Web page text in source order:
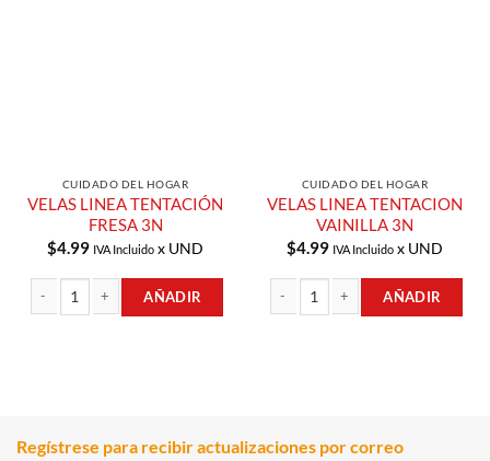
CUIDADO DEL HOGAR
VELAS LINEA TENTACIÓN
FRESA 3N
$4.99 IVA Incluido x UND
AÑADIR
CUIDADO DEL HOGAR
VELAS LINEA TENTACION
VAINILLA 3N
$4.99 IVA Incluido x UND
AÑADIR
Regístrese para recibir actualizaciones por correo